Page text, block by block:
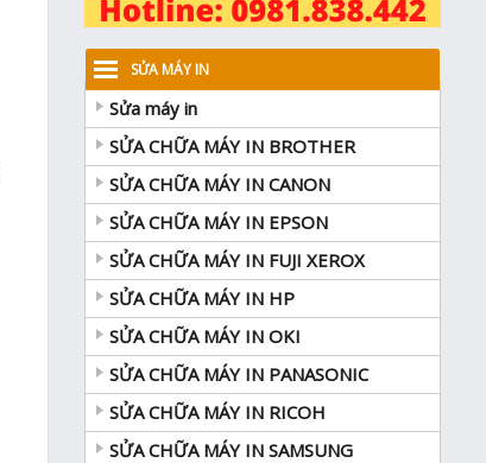
SỬA MÁY IN
Sửa máy in
SỬA CHỮA MÁY IN BROTHER
SỬA CHỮA MÁY IN CANON
SỬA CHỮA MÁY IN EPSON
SỬA CHỮA MÁY IN FUJI XEROX
SỬA CHỮA MÁY IN HP
SỬA CHỮA MÁY IN OKI
SỬA CHỮA MÁY IN PANASONIC
SỬA CHỮA MÁY IN RICOH
SỬA CHỮA MÁY IN SAMSUNG